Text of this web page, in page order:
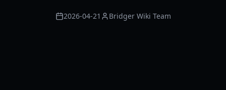
2026-04-21 Bridger Wiki Team